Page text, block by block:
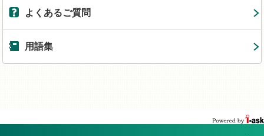
よくあるご質問
用語集